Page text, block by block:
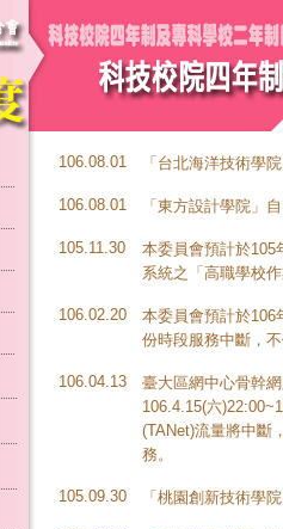
106.08.01 「台北海洋技術學
106.08.01 「東方設計學院」
105.11.30
本委員會預計於105
系統之「高職學校
106.02.20
本委員會預計於106
份時段服務中斷，
106.04.13
臺大區網中心骨幹
106.4.15(六
(TANet)流量將中斷
務。
105.09.30 「桃園創新技術學